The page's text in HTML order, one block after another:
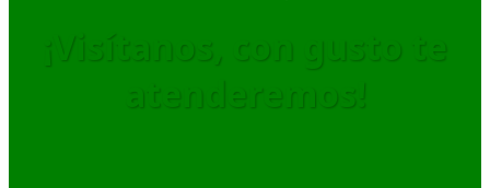
¡Visítanos, con gusto te
atenderemos!